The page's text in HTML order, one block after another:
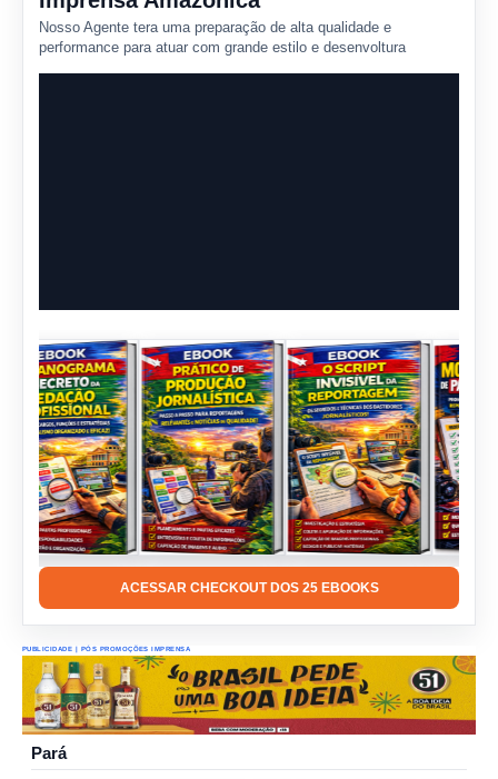
Nosso Agente tera uma preparação de alta qualidade e
performance para atuar com grande estilo e desenvoltura
ACESSAR CHECKOUT DOS 25 EBOOKS
PUBLICIDADE | PÓS PROMOÇÕES IMPRENSA
Pará